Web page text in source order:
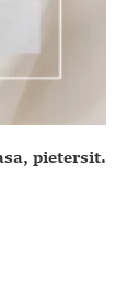
pietersit.